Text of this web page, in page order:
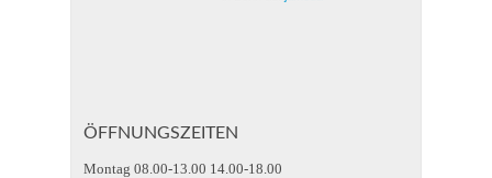
ÖFFNUNGSZEITEN
Montag 08.00-13.00 14.00-18.00